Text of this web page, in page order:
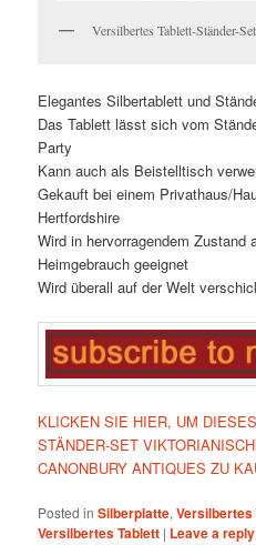
Versilbertes Tablett-Ständer-
Elegantes Silbertablett und
Das Tablett lässt sich vom
Party
Kann auch als Beistelltisch
Gekauft bei einem Privathaus/
Hertfordshire
Wird in hervorragendem Zustand
Heimgebrauch geeignet
Wird überall auf der Welt
KLICKEN SIE HIER, UM
STÄNDER-SET
CANONBURY ANTIQUES ZU
Posted in Silberplatte,Versilbertes
Versilbertes Tablett | Leave a reply